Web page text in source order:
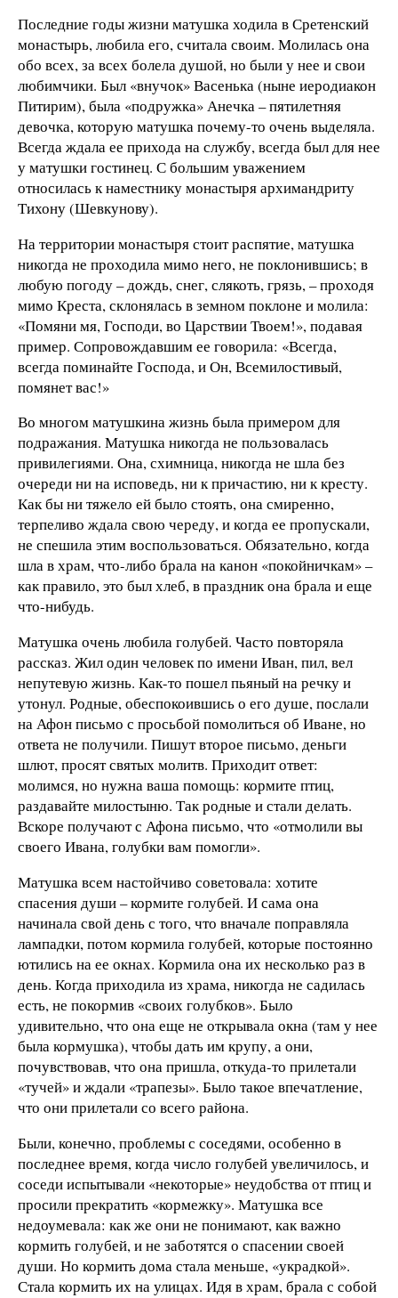
Последние годы жизни матушка ходила в Сретенский
монастырь, любила его, считала своим. Молилась она
обо всех, за всех болела душой, но были у нее и свои
любимчики. Был «внучок» Васенька (ныне иеродиакон
Питирим), была «подружка» Анечка – пятилетняя
девочка, которую матушка почему-то очень выделяла.
Всегда ждала ее прихода на службу, всегда был для нее
у матушки гостинец. С большим уважением
относилась к наместнику монастыря архимандриту
Тихону (Шевкунову).
На территории монастыря стоит распятие, матушка
никогда не проходила мимо него, не поклонившись; в
любую погоду – дождь, снег, слякоть, грязь, – проходя
мимо Креста, склонялась в земном поклоне и молила:
«Помяни мя, Господи, во Царствии Твоем!», подавая
пример. Сопровождавшим ее говорила: «Всегда,
всегда поминайте Господа, и Он, Всемилостивый,
помянет вас!»
Во многом матушкина жизнь была примером для
подражания. Матушка никогда не пользовалась
привилегиями. Она, схимница, никогда не шла без
очереди ни на исповедь, ни к причастию, ни к кресту.
Как бы ни тяжело ей было стоять, она смиренно,
терпеливо ждала свою череду, и когда ее пропускали,
не спешила этим воспользоваться. Обязательно, когда
шла в храм, что-либо брала на канон «покойничкам» –
как правило, это был хлеб, в праздник она брала и еще
что-нибудь.
Матушка очень любила голубей. Часто повторяла
рассказ. Жил один человек по имени Иван, пил, вел
непутевую жизнь. Как-то пошел пьяный на речку и
утонул. Родные, обеспокоившись о его душе, послали
на Афон письмо с просьбой помолиться об Иване, но
ответа не получили. Пишут второе письмо, деньги
шлют, просят святых молитв. Приходит ответ:
молимся, но нужна ваша помощь: кормите птиц,
раздавайте милостыню. Так родные и стали делать.
Вскоре получают с Афона письмо, что «отмолили вы
своего Ивана, голубки вам помогли».
Матушка всем настойчиво советовала: хотите
спасения души – кормите голубей. И сама она
начинала свой день с того, что вначале поправляла
лампадки, потом кормила голубей, которые постоянно
ютились на ее окнах. Кормила она их несколько раз в
день. Когда приходила из храма, никогда не садилась
есть, не покормив «своих голубков». Было
удивительно, что она еще не открывала окна (там у нее
была кормушка), чтобы дать им крупу, а они,
почувствовав, что она пришла, откуда-то прилетали
«тучей» и ждали «трапезы». Было такое впечатление,
что они прилетали со всего района.
Были, конечно, проблемы с соседями, особенно в
последнее время, когда число голубей увеличилось, и
соседи испытывали «некоторые» неудобства от птиц и
просили прекратить «кормежку». Матушка все
недоумевала: как же они не понимают, как важно
кормить голубей, и не заботятся о спасении своей
души. Но кормить дома стала меньше, «украдкой».
Стала кормить их на улицах. Идя в храм, брала с собой